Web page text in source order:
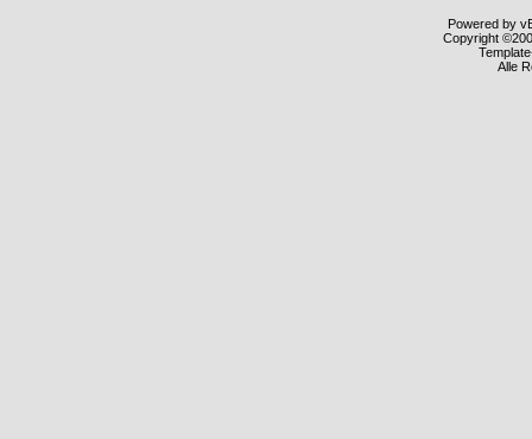
Powered by
Copyright
Alle